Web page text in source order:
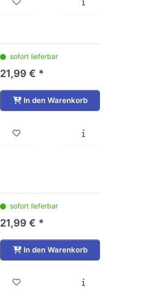
sofort lieferbar
21,99 € *
In den Warenkorb
sofort lieferbar
21,99 € *
In den Warenkorb